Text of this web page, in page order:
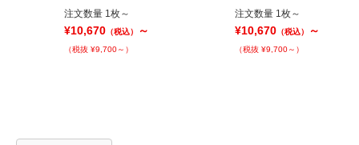
注文数量 1枚～
¥10,670 （税込） ～
（税抜 ¥9,700～）
注文数量 1枚～
¥10,670 （税込） ～
（税抜 ¥9,700～）